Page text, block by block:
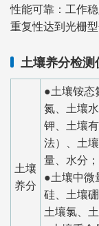
性能可靠：工作
重复性达到光栅
土壤养分检测
土壤
养分
●土壤铵态
氮、土壤
钾、土壤
法）、土
量、水分；
●土壤中微
硅、土壤
土壤氯、